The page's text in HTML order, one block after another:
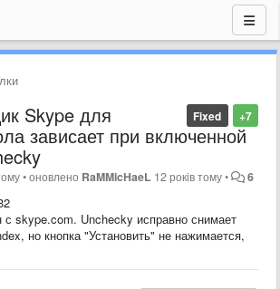
+7
Fixed
Skype для
зависает при включенной
•оновлено RaMMicHaeL 12 років тому• 6
с skype.com. Unchecky исправно снимает
но кнопка "Установить" не нажимается,